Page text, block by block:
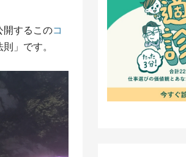
開するこのコ
」です。